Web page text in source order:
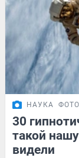
НАУКА
30
такой
видели